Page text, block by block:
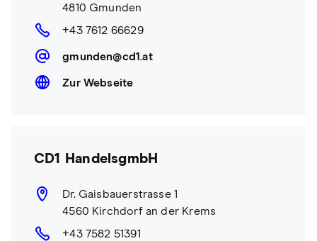
4810 Gmunden
+43 7612 66629
gmunden@cd1.at
Zur Webseite
CD1 HandelsgmbH
Dr. Gaisbauerstrasse 1
4560 Kirchdorf an der Krems
+43 7582 51391